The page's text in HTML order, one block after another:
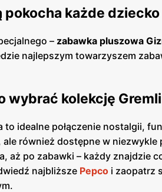
pokocha każde dziecko
– zabawka pluszowa
najlepszym towarzyszem
wybrać kolekcję
to idealne połączenie nostalgii,
również dostępne w
aż po zabawki – każdy znajdzie
najbliższe Pepco i zaopatrz